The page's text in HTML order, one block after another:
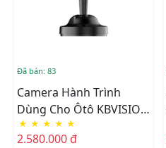
Đã bán: 83
Camera Hành Trình
Dùng Cho Ôtô KBVISION
KX-FM1001-DSM
★ ★ ★ ★ ★
2.580.000 đ